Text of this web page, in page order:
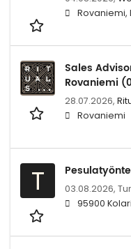
Rovaniemi,
Sales
Rovaniemi
28.07.2026,
Rovaniemi
T 03.08.2026,
95900 Kolari